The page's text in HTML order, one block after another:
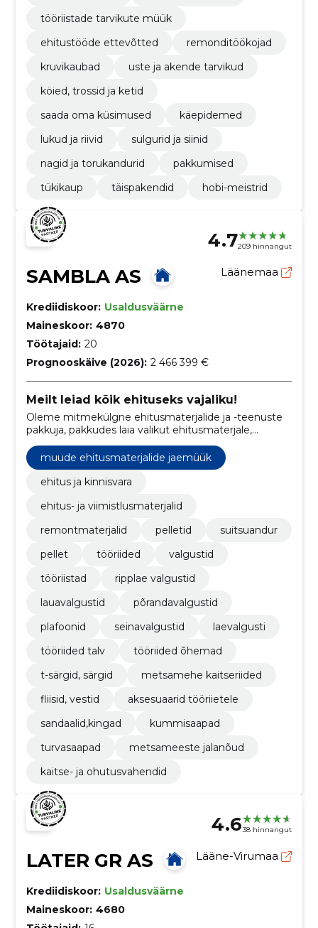
tööriistade tarvikute müük
ehitustööde ettevõtted
remonditöökojad
kruvikaubad
uste ja akende tarvikud
köied, trossid ja ketid
saada oma küsimused
käepidemed
lukud ja riivid
sulgurid ja siinid
nagid ja torukandurid
pakkumised
tükikaup
täispakendid hobi-meistrid
4.7209 hinnangut
SAMBLA AS Läänemaa
Krediidiskoor: Usaldusväärne
Maineskoor: 4870
Töötajaid: 20
Prognooskäive (2026): 2 466 399 €
Meilt leiad kõik ehituseks vajaliku!
Oleme mitmekülgne ehitusmaterjalide ja -teenuste
pakkuja, pakkudes laia valikut ehitusmaterjale,
tööriistu, valgustuslahendusi ning kaitsevahendeid.
muude ehitusmaterjalide jaemüük
ehitus ja kinnisvara
ehitus- ja viimistlusmaterjalid
remontmaterjalid
pelletid
suitsuandur
pellet
tööriided
valgustid
tööriistad
ripplae valgustid
lauavalgustid
põrandavalgustid
plafoonid
seinavalgustid
laevalgusti
tööriided talv
tööriided õhemad
t-särgid, särgid
metsamehe kaitseriided
fliisid, vestid
aksesuaarid tööriietele
sandaalid,kingad
kummisaapad
turvasaapad
metsameeste jalanõud
kaitse- ja ohutusvahendid
4.638 hinnangut
LATER GR AS Lääne-Virumaa
Krediidiskoor: Usaldusväärne
Maineskoor: 4680